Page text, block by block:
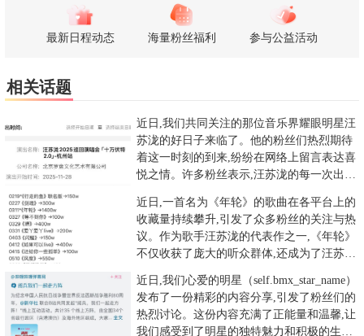
最新日程动态 海量粉丝福利 参与公益活动
相关话题
近日,我们共同关注的那位音乐界耀眼明星汪
苏泷的好日子来临了。他的粉丝们热烈期待
着这一时刻的到来,纷纷在网络上留言表达喜
悦之情。许多粉丝表示,汪苏泷的每一次出现
近日,一首名为《年轮》的歌曲在各平台上的
收藏量持续攀升,引发了众多粉丝的关注与热
议。作为歌手汪苏泷的代表作之一,《年轮》
不仅收获了庞大的听众群体,还成为了汪苏泷
近日,我们心爱的明星（self.bmx_star_name）
发布了一份精彩的内容分享,引发了粉丝们的
热烈讨论。这份内容充满了正能量和温馨,让
我们感受到了明星的独特魅力和积极的生活